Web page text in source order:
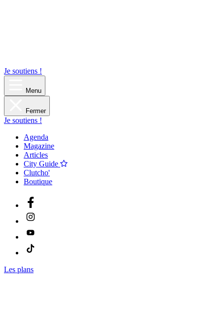
Je soutiens !
Menu
Fermer
Je soutiens !
Agenda
Magazine
Articles
City Guide
Clutcho'
Boutique
Les plans